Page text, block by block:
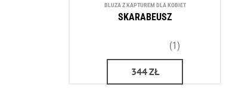
BLUZA Z KAPTUREM DLA KOBIET
SKARABEUSZ
(1)
344ZŁ